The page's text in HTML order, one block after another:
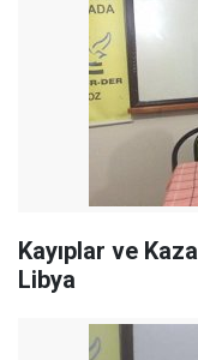
Kayıplar ve
Libya